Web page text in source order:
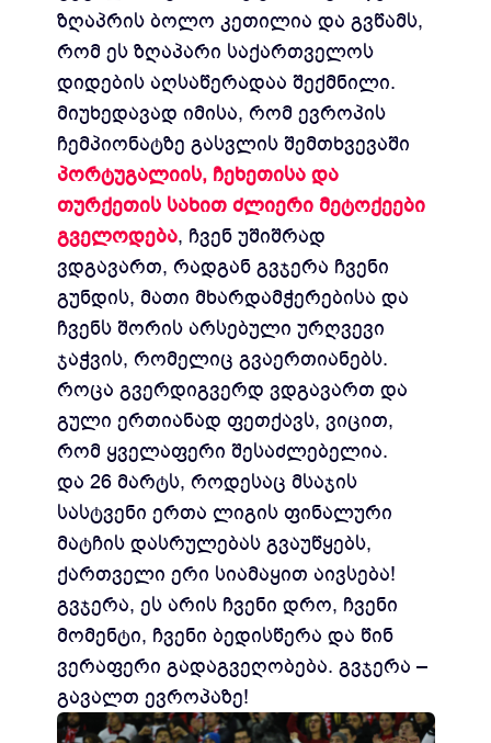
ზღაპრის ბოლო კეთილია და გვწამს,
რომ ეს ზღაპარი საქართველოს
დიდების აღსაწერადაა შექმნილი.
მიუხედავად იმისა, რომ ევროპის
ჩემპიონატზე გასვლის შემთხვევაში
პორტუგალიის, ჩეხეთისა და
თურქეთის სახით ძლიერი მეტოქეები
გველოდება, ჩვენ უშიშრად
ვდგავართ, რადგან გვჯერა ჩვენი
გუნდის, მათი მხარდამჭერებისა და
ჩვენს შორის არსებული ურღვევი
ჯაჭვის, რომელიც გვაერთიანებს.
როცა გვერდიგვერდ ვდგავართ და
გული ერთიანად ფეთქავს, ვიცით,
რომ ყველაფერი შესაძლებელია.
და 26 მარტს, როდესაც მსაჯის
სასტვენი ერთა ლიგის ფინალური
მატჩის დასრულებას გვაუწყებს,
ქართველი ერი სიამაყით აივსება!
გვჯერა, ეს არის ჩვენი დრო, ჩვენი
მომენტი, ჩვენი ბედისწერა და წინ
ვერაფერი გადაგვეღობება. გვჯერა –
გავალთ ევროპაზე!